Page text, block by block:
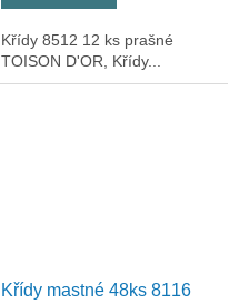
Křídy 8512 12 ks prašné
TOISON D'OR, Křídy...
Křídy mastné 48ks 8116